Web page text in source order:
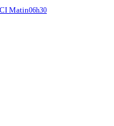
Matin06h30